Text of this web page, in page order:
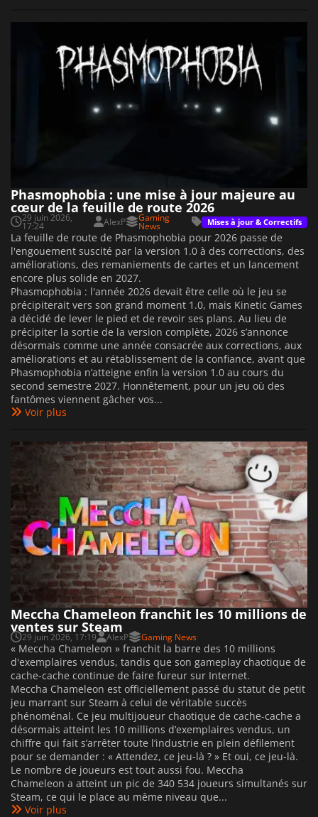
Phasmophobia : une mise à jour majeure au
cœur de la feuille de route 2026
29 juin 2026,
17:24 AlexP Gaming
News Mises à jour & Correctifs
La feuille de route de Phasmophobia pour 2026 passe de
l'engouement suscité par la version 1.0 à des corrections, des
améliorations, des remaniements de cartes et un lancement
encore plus solide en 2027.
Phasmophobia : l'année 2026 devait être celle où le jeu se
précipiterait vers son grand moment 1.0, mais Kinetic Games
a décidé de lever le pied et de revoir ses plans. Au lieu de
précipiter la sortie de la version complète, 2026 s’annonce
désormais comme une année consacrée aux corrections, aux
améliorations et au rétablissement de la confiance, avant que
Phasmophobia n’atteigne enfin la version 1.0 au cours du
second semestre 2027. Honnêtement, pour un jeu où des
fantômes viennent gâcher vos...
Voir plus
Meccha Chameleon franchit les 10 millions de
ventes sur Steam
29 juin 2026, 17:19 AlexP Gaming News
« Meccha Chameleon » franchit la barre des 10 millions
d'exemplaires vendus, tandis que son gameplay chaotique de
cache-cache continue de faire fureur sur Internet.
Meccha Chameleon est officiellement passé du statut de petit
jeu marrant sur Steam à celui de véritable succès
phénoménal. Ce jeu multijoueur chaotique de cache-cache a
désormais atteint les 10 millions d’exemplaires vendus, un
chiffre qui fait s’arrêter toute l’industrie en plein défilement
pour se demander : « Attendez, ce jeu-là ? » Et oui, ce jeu-là.
Le nombre de joueurs est tout aussi fou. Meccha
Chameleon a atteint un pic de 340 534 joueurs simultanés sur
Steam, ce qui le place au même niveau que...
Voir plus